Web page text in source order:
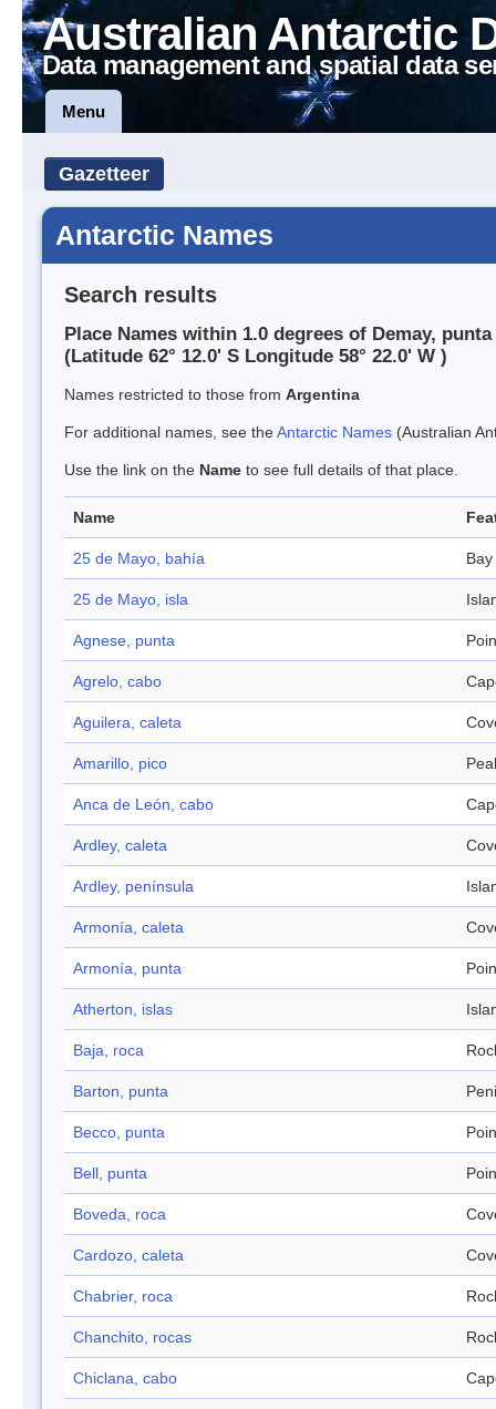
Australian Antarctic
Data management and spatial data
Menu
Gazetteer
Antarctic Names
Search results
Place Names within 1.0 degrees of Demay, punta
(Latitude 62° 12.0' S Longitude 58° 22.0' W )
Names restricted to those from Argentina
For additional names, see theAntarctic Names (Australian
Use the link on the Name to see full details of that place.
Name
25 de Mayo, bahía Bay
25 de Mayo, isla
Agnese, punta
Agrelo, cabo
Aguilera, caleta
Amarillo, pico
Anca de León, cabo
Ardley, caleta
Ardley, península
Armonía, caleta
Armonía, punta
Atherton, islas
Baja, roca
Barton, punta
Becco, punta
Bell, punta
Boveda, roca
Cardozo, caleta
Chabrier, roca
Chanchito, rocas
Chiclana, cabo